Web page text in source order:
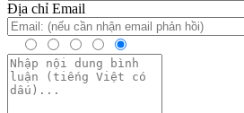
Địa chỉ Email